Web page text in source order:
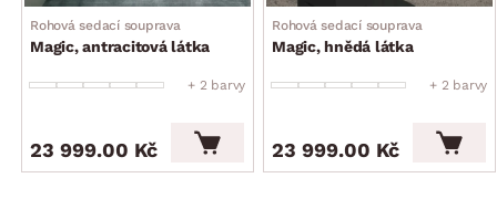
Rohová sedací souprava
Magic, antracitová látka
+ 2 barvy
23 999.00 Kč
Rohová sedací souprava
Magic, hnědá látka
+ 2 barvy
23 999.00 Kč